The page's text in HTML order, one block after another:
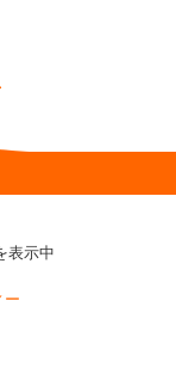
表示中
ー